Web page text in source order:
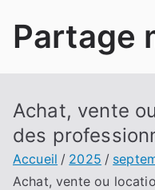
Partage
Achat, vente
des
Accueil 2025
Achat, vente ou